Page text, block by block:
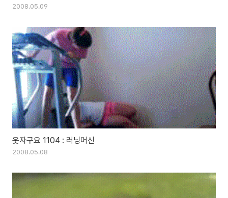
2008.05.09
웃자구요 1104 : 러닝머신
2008.05.08